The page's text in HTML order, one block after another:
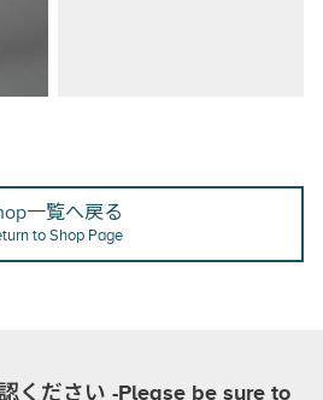
一覧へ戻る
to Shop Page
ください -Please be sure to